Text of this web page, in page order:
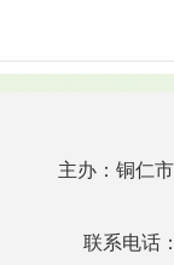
主办：铜仁
联系电话